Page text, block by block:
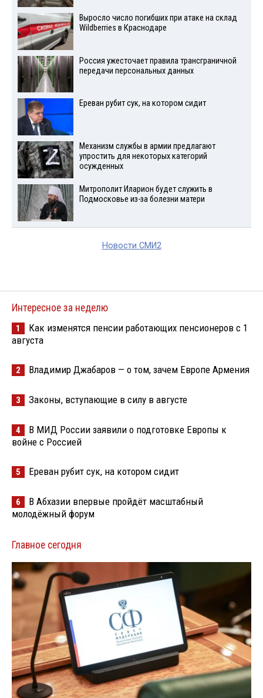
Выросло число погибших при атаке на склад
Wildberries в Краснодаре
Россия ужесточает правила трансграничной
передачи персональных данных
Ереван рубит сук, на котором сидит
Механизм службы в армии предлагают
упростить для некоторых категорий
осужденных
Митрополит Иларион будет служить в
Подмосковье из-за болезни матери
Новости СМИ2
Интересное за неделю
1
Как изменятся пенсии работающих пенсионеров с 1
августа
2 Владимир Джабаров — о том, зачем Европе Армения
3 Законы, вступающие в силу в августе
4
В МИД России заявили о подготовке Европы к
войне с Россией
5 Ереван рубит сук, на котором сидит
6
В Абхазии впервые пройдёт масштабный
молодёжный форум
Главное сегодня